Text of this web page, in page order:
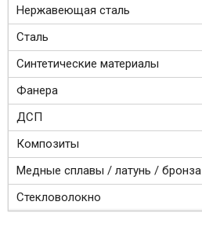
Нержавеющая сталь
Сталь
Синтетические материалы
Фанера
ДСП
Композиты
Медные сплавы / латунь / бронза
Стекловолокно